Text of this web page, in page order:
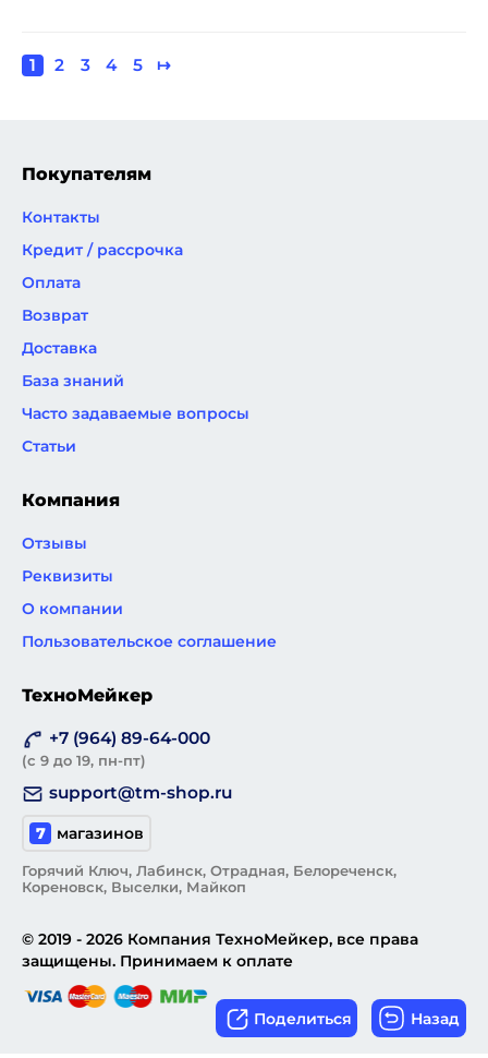
Поделиться
Нумерация
Текущая
1 Page
2 Page
3 Page
4 Page
5
Следующая
↦
Покупателям
Контакты
Кредит / рассрочка
Оплата
Возврат
Доставка
База знаний
Часто задаваемые вопросы
Статьи
Компания
Отзывы
Реквизиты
О компании
Пользовательское соглашение
ТехноМейкер
+7 (964) 89-64-000
(с 9 до 19, пн-пт)
support@tm-shop.ru
7 магазинов
Горячий Ключ, Лабинск, Отрадная, Белореченск,
Кореновск, Выселки, Майкоп
© 2019 - 2026 Компания ТехноМейкер, все права
защищены. Принимаем к оплате
Назад